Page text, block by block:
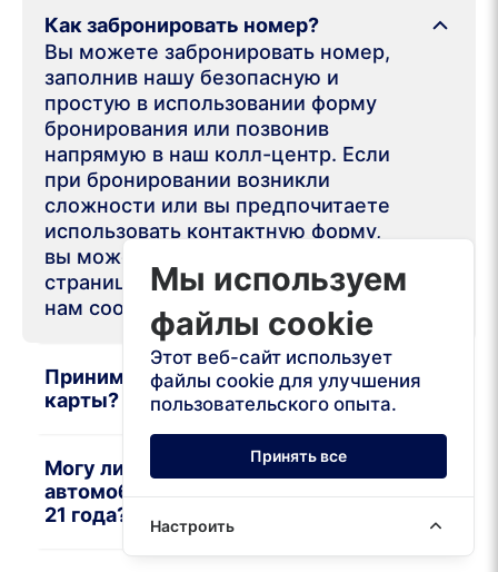
Как забронировать номер?
Вы можете забронировать номер,
заполнив нашу безопасную и
простую в использовании форму
бронирования или позвонив
напрямую в наш колл-центр. Если
при бронировании возникли
сложности или вы предпочитаете
использовать контактную форму,
вы можете посетить нашу
страницу контактов и отправить
нам сообщение там.
Принимаете ли вы кредитные
карты?
Могу ли я арендовать
автомобиль, если мне меньше
21 года?
Мы используем
файлы cookie
Этот веб-сайт использует
файлы cookie для улучшения
пользовательского опыта.
Принять все
Настроить